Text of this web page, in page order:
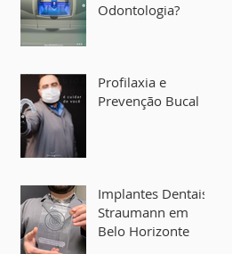
Odontologia?
Profilaxia e
Prevenção Bucal
Implantes Dentais
Straumann em
Belo Horizonte